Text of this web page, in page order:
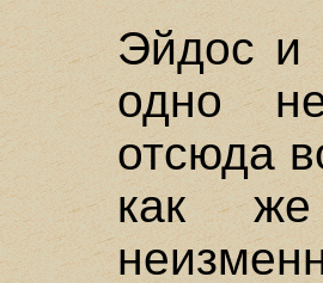
Эйдос и
одно
отсюда
как